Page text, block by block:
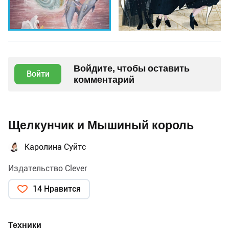
Войти
Войдите, чтобы оставить
комментарий
Щелкунчик и Мышиный король
Каролина Суйтс
Издательство Clever
14 Нравится
Техники